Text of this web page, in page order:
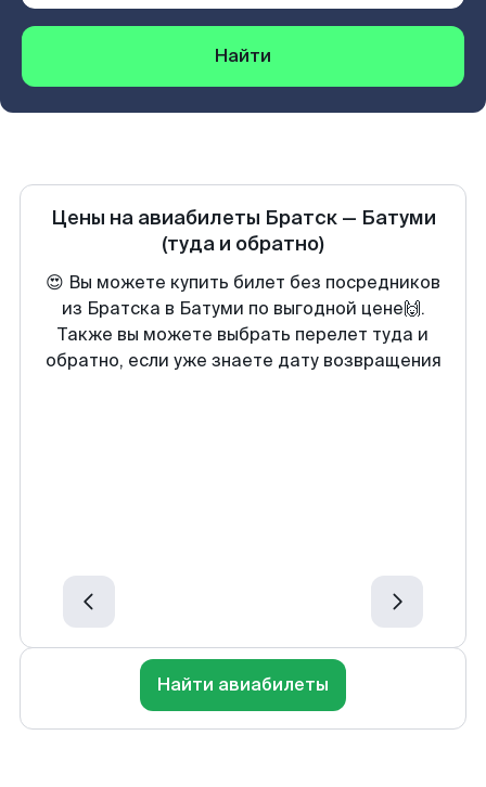
Найти
Цены на авиабилеты Братск— Батуми
(туда и обратно)
😍 Вы можете купить билет без посредников
из Братска в Батуми по выгодной цене🙌.
Также вы можете выбрать перелет туда и
обратно, если уже знаете дату возвращения
Найти авиабилеты